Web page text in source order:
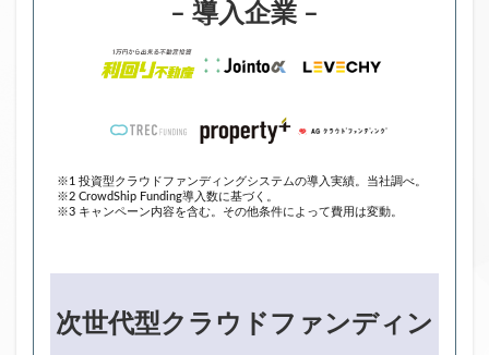
– 導入企業 –
※1 投資型クラウドファンディングシステムの導入実績。当社調べ。
※2 CrowdShip Funding導入数に基づく。
※3 キャンペーン内容を含む。その他条件によって費用は変動。
次世代型クラウドファンディン